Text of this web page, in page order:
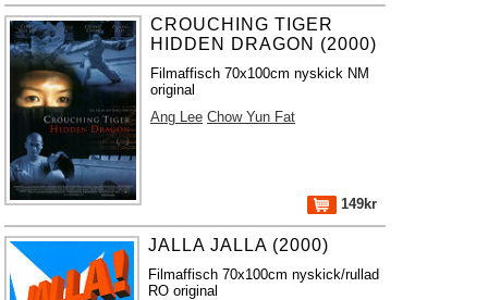
CROUCHING TIGER
HIDDEN DRAGON (2000)
Filmaffisch 70x100cm nyskick NM
original
Ang Lee Chow Yun Fat
149kr
JALLA JALLA (2000)
Filmaffisch 70x100cm nyskick/rullad
RO original